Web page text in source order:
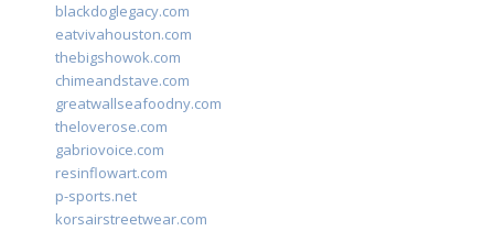
blackdoglegacy.com
eatvivahouston.com
thebigshowok.com
chimeandstave.com
greatwallseafoodny.com
theloverose.com
gabriovoice.com
resinflowart.com
p-sports.net
korsairstreetwear.com